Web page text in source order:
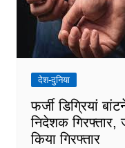
देश-दुनिया
फर्जी डिग्रियां
निदेशक
किया गिरफ्तार